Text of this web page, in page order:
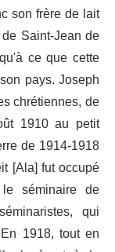
son frère de lait
Saint-Jean de
ce que cette
pays. Joseph
chrétiennes, de
1910 au petit
de 1914-1918
[Ala] fut occupé
séminaire de
qui
1918, tout en